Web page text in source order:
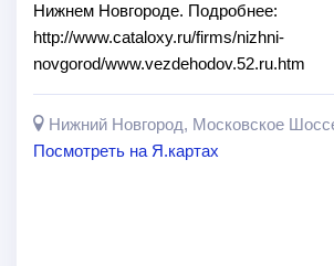
Нижнем Новгороде. Подробнее:
http://www.cataloxy.ru/firms/nizhni-
novgorod/www.vezdehodov.52.ru.htm
Нижний Новгород, Московское
Посмотреть на Я.картах